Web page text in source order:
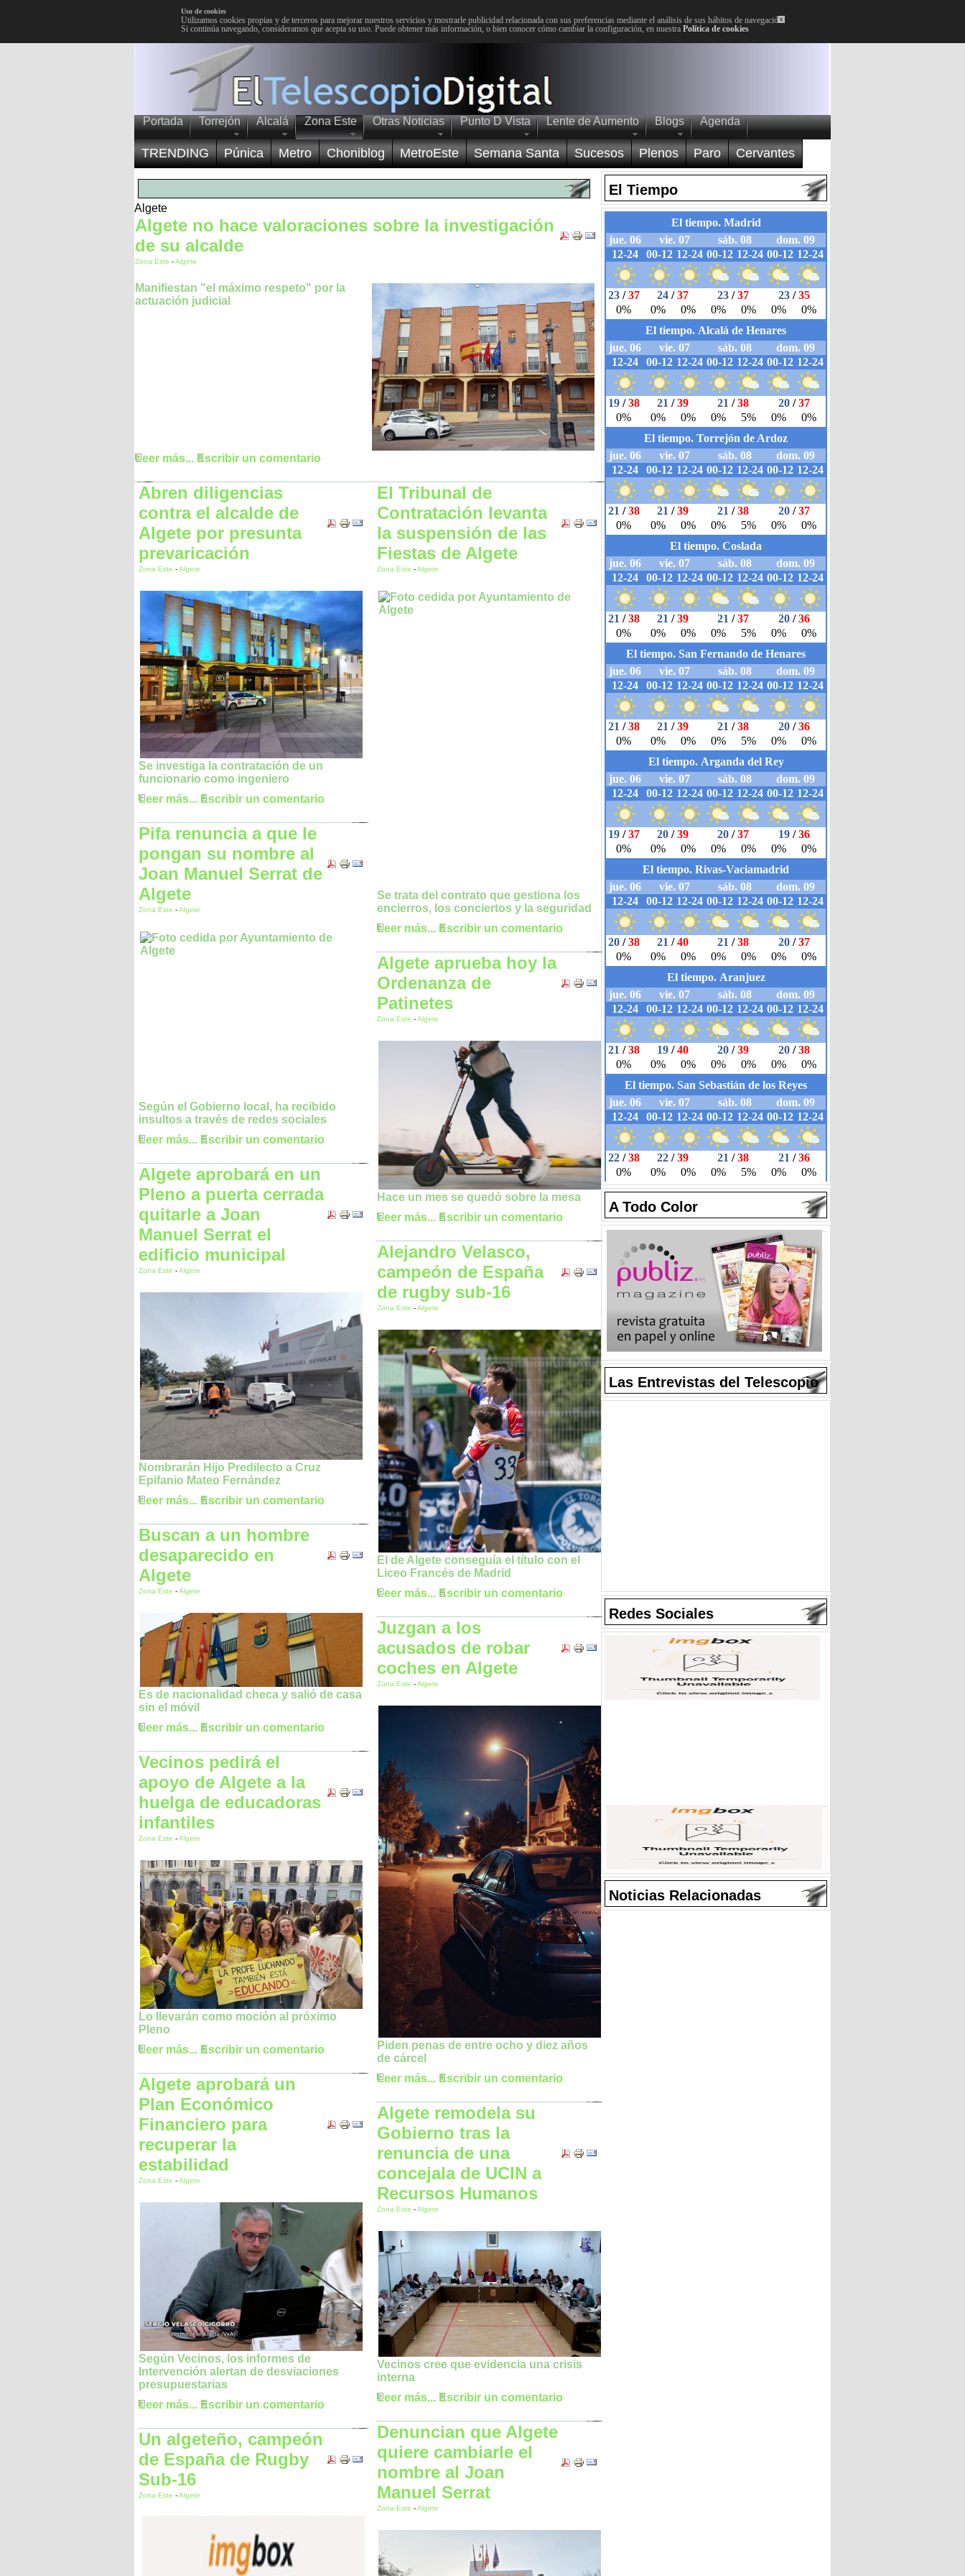
x
Uso de cookies
Utilizamos cookies propias y de terceros para mejorar nuestros servicios y mostrarle publicidad relacionada con sus preferencias mediante el análisis de sus hábitos de navegación.
Si continúa navegando, consideramos que acepta su uso. Puede obtener más información, o bien conocer cómo cambiar la configuración, en nuestra Política de cookies
Portada Torrejón Alcalá Zona Este Otras Noticias Punto D Vista Lente de Aumento Blogs Agenda
TRENDING Púnica Metro Choniblog MetroEste Semana Santa Sucesos Plenos Paro Cervantes
Algete
Algete no hace valoraciones sobre la investigación
de su alcalde
Zona Este -Algete
Manifiestan "el máximo respeto" por la
actuación judicial
Leer más... Escribir un comentario
Abren diligencias
contra el alcalde de
Algete por presunta
prevaricación
Zona Este -Algete
Se investiga la contratación de un
funcionario como ingeniero
Leer más... Escribir un comentario
Pifa renuncia a que le
pongan su nombre al
Joan Manuel Serrat de
Algete
Zona Este -Algete
Según el Gobierno local, ha recibido
insultos a través de redes sociales
Leer más... Escribir un comentario
Algete aprobará en un
Pleno a puerta cerrada
quitarle a Joan
Manuel Serrat el
edificio municipal
Zona Este -Algete
Nombrarán Hijo Predilecto a Cruz
Epifanio Mateo Fernández
Leer más... Escribir un comentario
Buscan a un hombre
desaparecido en
Algete
Zona Este -Algete
Es de nacionalidad checa y salió de casa
sin el móvil
Leer más... Escribir un comentario
Vecinos pedirá el
apoyo de Algete a la
huelga de educadoras
infantiles
Zona Este -Algete
Lo llevarán como moción al próximo
Pleno
Leer más... Escribir un comentario
Algete aprobará un
Plan Económico
Financiero para
recuperar la
estabilidad
Zona Este -Algete
Según Vecinos, los informes de
Intervención alertan de desviaciones
presupuestarias
Leer más... Escribir un comentario
Un algeteño, campeón
de España de Rugby
Sub-16
Zona Este -Algete
El Tribunal de
Contratación levanta
la suspensión de las
Fiestas de Algete
Zona Este -Algete
Se trata del contrato que gestiona los
encierros, los conciertos y la seguridad
Leer más... Escribir un comentario
Algete aprueba hoy la
Ordenanza de
Patinetes
Zona Este -Algete
Hace un mes se quedó sobre la mesa
Leer más... Escribir un comentario
Alejandro Velasco,
campeón de España
de rugby sub-16
Zona Este -Algete
El de Algete conseguía el título con el
Liceo Francés de Madrid
Leer más... Escribir un comentario
Juzgan a los
acusados de robar
coches en Algete
Zona Este -Algete
Piden penas de entre ocho y diez años
de cárcel
Leer más... Escribir un comentario
Algete remodela su
Gobierno tras la
renuncia de una
concejala de UCIN a
Recursos Humanos
Zona Este -Algete
Vecinos cree que evidencia una crisis
interna
Leer más... Escribir un comentario
Denuncian que Algete
quiere cambiarle el
nombre al Joan
Manuel Serrat
Zona Este -Algete
El Tiempo
A Todo Color
Las Entrevistas del Telescopio
Redes Sociales
Noticias Relacionadas